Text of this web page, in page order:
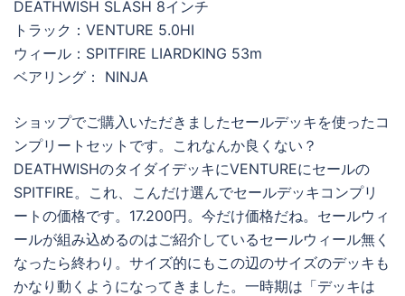
DEATHWISH SLASH 8インチ
トラック：VENTURE 5.0HI
ウィール：SPITFIRE LIARDKING 53m
ベアリング： NINJA
ショップでご購入いただきましたセールデッキを使ったコ
ンプリートセットです。これなんか良くない？
DEATHWISHのタイダイデッキにVENTUREにセールの
SPITFIRE。これ、こんだけ選んでセールデッキコンプリ
ートの価格です。17.200円。今だけ価格だね。セールウィ
ールが組み込めるのはご紹介しているセールウィール無く
なったら終わり。サイズ的にもこの辺のサイズのデッキも
かなり動くようになってきました。一時期は「デッキは